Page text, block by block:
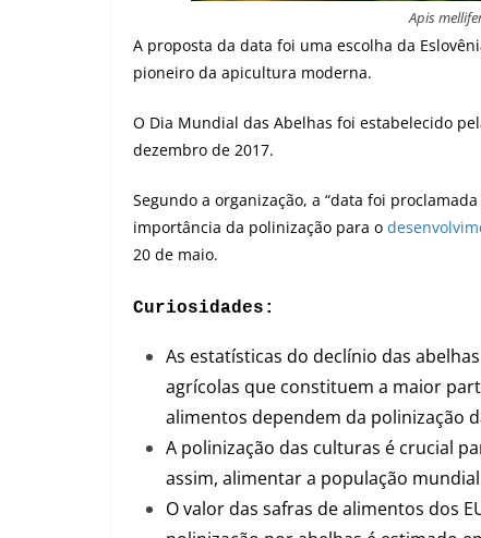
Apis
A proposta da data foi uma escolha da
pioneiro da apicultura moderna.
O Dia Mundial das Abelhas foi estabelecido
dezembro de 2017.
Segundo a organização, a “data foi
importância da polinização para o
20 de maio.
Curiosidades:
As estatísticas do declínio das
agrícolas que constituem a maior
alimentos dependem da polinização
A polinização das culturas é crucial
assim, alimentar a população
O valor das safras de alimentos dos